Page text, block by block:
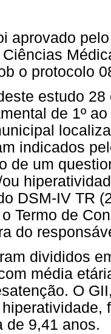
aprovado
o protocolo
estudo
de 1º
indicados
de um
DSM-IV TR
Termo de
do
divididos
média
O
de 9,41 anos.